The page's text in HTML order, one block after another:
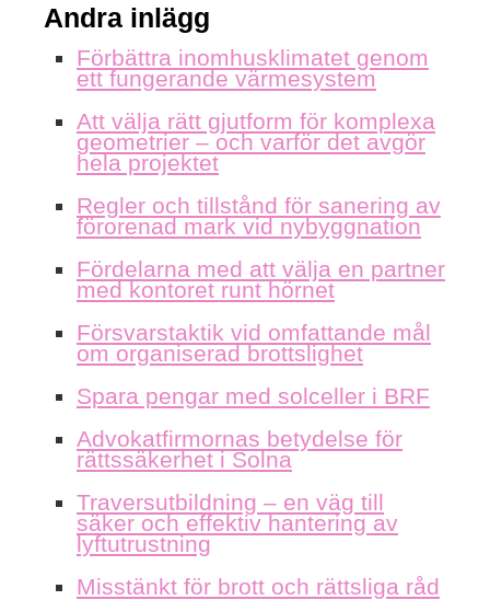
Andra inlägg
Förbättra inomhusklimatet genom
ett fungerande värmesystem
Att välja rätt gjutform för komplexa
geometrier – och varför det avgör
hela projektet
Regler och tillstånd för sanering av
förorenad mark vid nybyggnation
Fördelarna med att välja en partner
med kontoret runt hörnet
Försvarstaktik vid omfattande mål
om organiserad brottslighet
Spara pengar med solceller i BRF
Advokatfirmornas betydelse för
rättssäkerhet i Solna
Traversutbildning – en väg till
säker och effektiv hantering av
lyftutrustning
Misstänkt för brott och rättsliga råd